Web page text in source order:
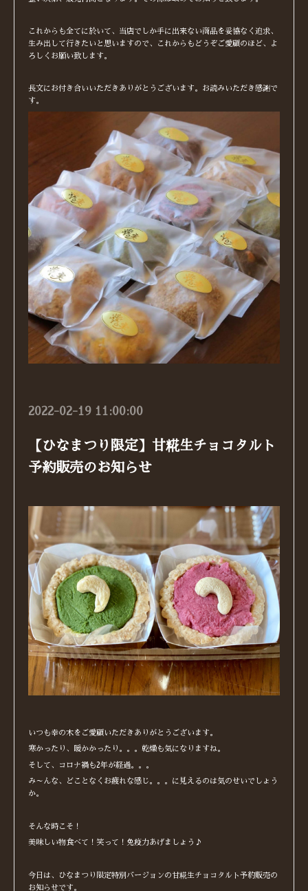
これからも全てに於いて、当店でしか手に出来ない商品を妥協なく追求、
生み出して行きたいと思いますので、これからもどうぞご愛顧のほど、よ
ろしくお願い致します。
長文にお付き合いいただきありがとうございます。お読みいただき感謝で
す。
2022-02-19 11:00:00
【ひなまつり限定】甘糀生チョコタルト
予約販売のお知らせ
いつも幸の木をご愛顧いただきありがとうございます。
寒かったり、暖かかったり。。。乾燥も気になりますね。
そして、コロナ禍も2年が経過。。。
み～んな、どことなくお疲れな感じ。。。に見えるのは気のせいでしょう
か。
そんな時こそ！
美味しい物食べて！笑って！免疫力あげましょう♪
今日は、ひなまつり限定特別バージョンの甘糀生チョコタルト予約販売の
お知らせです。